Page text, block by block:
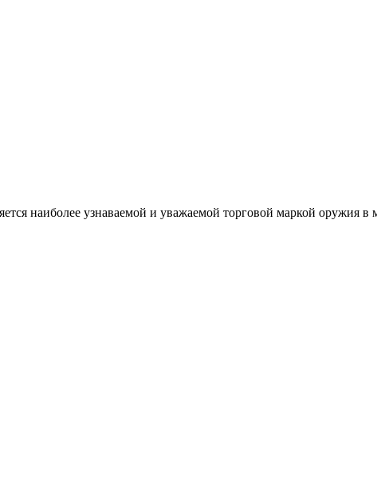
наиболее узнаваемой и уважаемой торговой маркой оружия в